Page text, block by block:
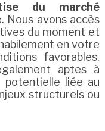
du marché
Nous avons accès
du moment et
en votre
favorables.
aptes à
liée au
structurels ou